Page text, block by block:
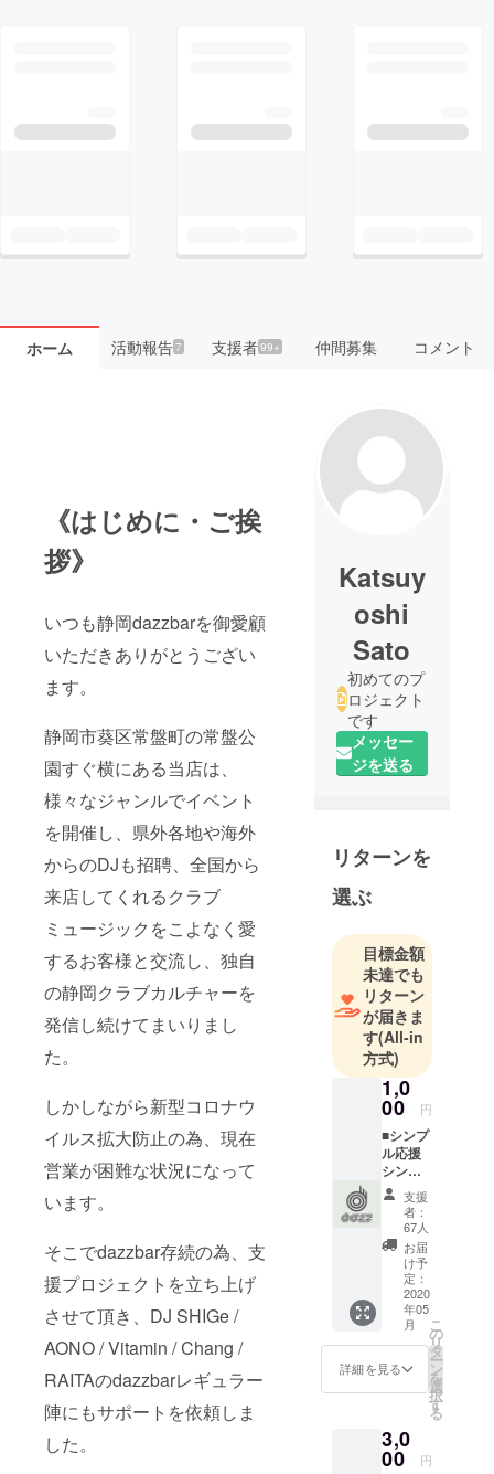
ホーム 活動報告7 支援者99+ 仲間募集 コメント
《はじめに・ご挨
拶》
いつも静岡dazzbarを御愛顧
いただきありがとうござい
ます。
静岡市葵区常盤町の常盤公
園すぐ横にある当店は、
様々なジャンルでイベント
を開催し、県外各地や海外
からのDJも招聘、全国から
来店してくれるクラブ
ミュージックをこよなく愛
するお客様と交流し、独自
の静岡クラブカルチャーを
発信し続けてまいりまし
た。
しかしながら新型コロナウ
イルス拡大防止の為、現在
営業が困難な状況になって
います。
そこでdazzbar存続の為、支
援プロジェクトを立ち上げ
させて頂き、DJ SHIGe /
AONO / Vitamin / Chang /
RAITAのdazzbarレギュラー
陣にもサポートを依頼しま
した。
Katsuy
oshi
Sato
初めてのプ
ロジェクト
です
メッセー
ジを送る
リターンを
選ぶ
目標金額
未達でも
リターン
が届きま
す(All-in
方式)
1,0
00 円
■シンプ
ル応援
シンプ
ルに応
援して
頂ける
方はこ
ちらを
お願い
致しま
す。ス
タッフ
より感
謝の
メッ
セージ
りしま
す。
支援
者：
67人
お届
け予
定：
2020
年05
月
詳細を見る
こ
の
リ
タ
ー
ン
を
選
択
す
る
3,0
00 円